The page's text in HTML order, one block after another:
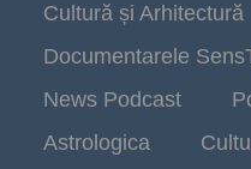
Cultură și Arhitectură
Documentarele
News Podcast
Astrologica